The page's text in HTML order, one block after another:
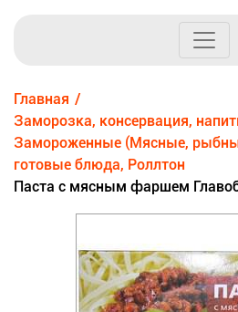
Главная
Заморозка, консервация,
Замороженные (Мясные,
готовые блюда, Роллтон
Паста с мясным фаршем